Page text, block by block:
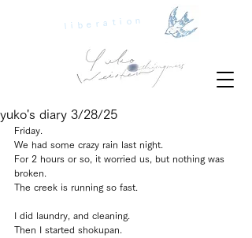
liberation
yuko's diary 3/28/25
Friday.
We had some crazy rain last night.
For 2 hours or so, it worried us, but nothing was
broken.
The creek is running so fast.
I did laundry, and cleaning.
Then I started shokupan.